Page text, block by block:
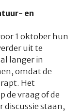
en
1 oktober hun
uit te
langer in
omdat de
Het
de vraag of de
discussie staan,